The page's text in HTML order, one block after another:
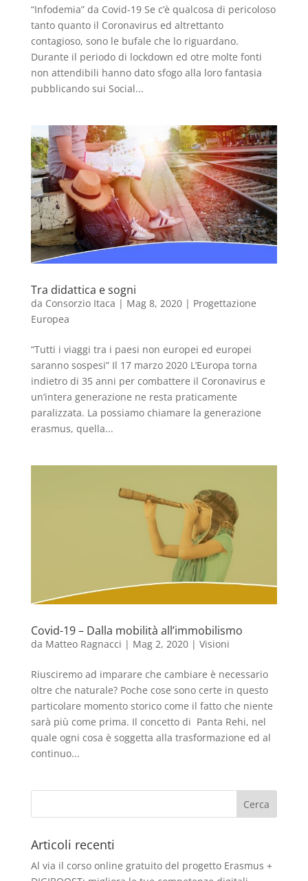
“Infodemia” da Covid-19 Se c’è qualcosa di pericoloso
tanto quanto il Coronavirus ed altrettanto
contagioso, sono le bufale che lo riguardano.
Durante il periodo di lockdown ed otre molte fonti
non attendibili hanno dato sfogo alla loro fantasia
pubblicando sui Social...
Tra didattica e sogni
da Consorzio Itaca | Mag 8, 2020| Progettazione
Europea
“Tutti i viaggi tra i paesi non europei ed europei
saranno sospesi” Il 17 marzo 2020 L’Europa torna
indietro di 35 anni per combattere il Coronavirus e
un’intera generazione ne resta praticamente
paralizzata. La possiamo chiamare la generazione
erasmus, quella...
Covid-19 – Dalla mobilità all’immobilismo
da Matteo Ragnacci | Mag 2, 2020| Visioni
Riusciremo ad imparare che cambiare è necessario
oltre che naturale? Poche cose sono certe in questo
particolare momento storico come il fatto che niente
sarà più come prima. Il concetto di Panta Rehi, nel
quale ogni cosa è soggetta alla trasformazione ed al
continuo...
Articoli recenti
Al via il corso online gratuito del progetto Erasmus +